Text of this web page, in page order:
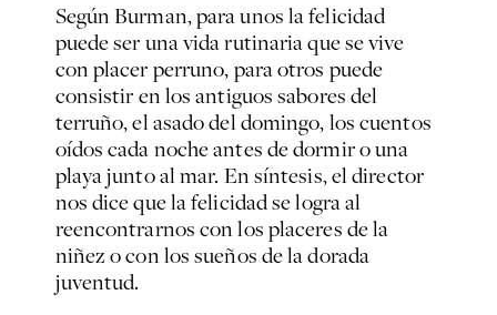
Según Burman, para unos la felicidad
puede ser una vida rutinaria que se vive
con placer perruno, para otros puede
consistir en los antiguos sabores del
terruño, el asado del domingo, los cuentos
oídos cada noche antes de dormir o una
playa junto al mar. En síntesis, el director
nos dice que la felicidad se logra al
reencontrarnos con los placeres de la
niñez o con los sueños de la dorada
juventud.